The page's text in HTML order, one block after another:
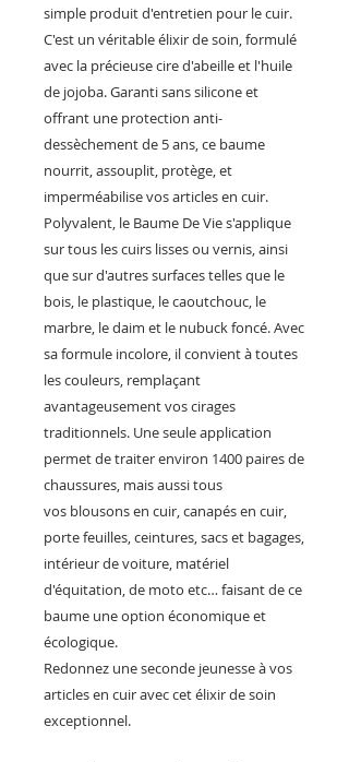
simple produit d'entretien pour le cuir.
C'est un véritable élixir de soin, formulé
avec la précieuse cire d'abeille et l'huile
de jojoba. Garanti sans silicone et
offrant une protection anti-
dessèchement de 5 ans, ce baume
nourrit, assouplit, protège, et
imperméabilise vos articles en cuir.
Polyvalent, le Baume De Vie s'applique
sur tous les cuirs lisses ou vernis, ainsi
que sur d'autres surfaces telles que le
bois, le plastique, le caoutchouc, le
marbre, le daim et le nubuck foncé. Avec
sa formule incolore, il convient à toutes
les couleurs, remplaçant
avantageusement vos cirages
traditionnels. Une seule application
permet de traiter environ 1400 paires de
chaussures, mais aussi tous
vos blousons en cuir, canapés en cuir,
porte feuilles, ceintures, sacs et bagages,
intérieur de voiture, matériel
d'équitation, de moto etc… faisant de ce
baume une option économique et
écologique.
Redonnez une seconde jeunesse à vos
articles en cuir avec cet élixir de soin
exceptionnel.